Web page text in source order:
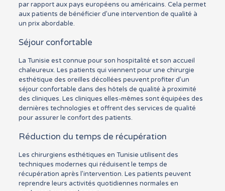
par rapport aux pays européens ou américains. Cela permet
aux patients de bénéficier d’une intervention de qualité à
un prix abordable.
Séjour confortable
La Tunisie est connue pour son hospitalité et son accueil
chaleureux. Les patients qui viennent pour une chirurgie
esthétique des oreilles décollées peuvent profiter d’un
séjour confortable dans des hôtels de qualité à proximité
des cliniques. Les cliniques elles-mêmes sont équipées des
dernières technologies et offrent des services de qualité
pour assurer le confort des patients.
Réduction du temps de récupération
Les chirurgiens esthétiques en Tunisie utilisent des
techniques modernes qui réduisent le temps de
récupération après l’intervention. Les patients peuvent
reprendre leurs activités quotidiennes normales en